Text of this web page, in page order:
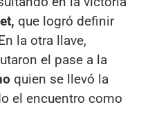
que logró definir
la otra llave,
el pase a la
quien se llevó la
el encuentro como